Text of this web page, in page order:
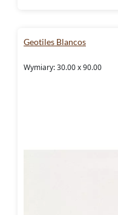
Geotiles Blancos
Wymiary: 30.00 x 90.00